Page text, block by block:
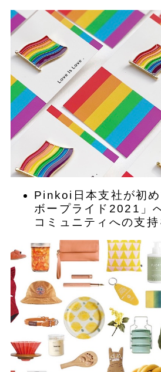
​Pinkoi日本支社が初
ボープライド2021」
コミュニティへの支持